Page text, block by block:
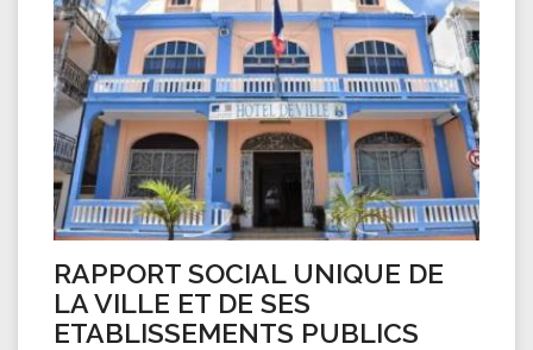
RAPPORT SOCIAL UNIQUE DE
LA VILLE ET DE SES
ETABLISSEMENTS PUBLICS